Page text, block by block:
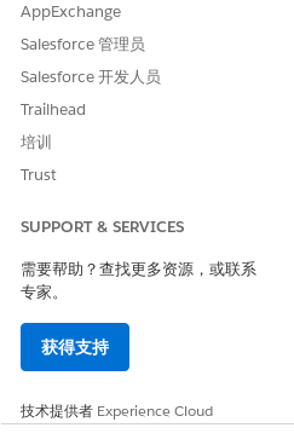
创建这些配置后，生成元数据缓存
元数据定义和模式更改。
另请参阅：
生成元数据缓存
请与我们共享您的想法，
AppExchange
Salesforce 管理员
Salesforce 开发人员
Trailhead
培训
Trust
SUPPORT & SERVICES
需要帮助？查找更多资源，或联系
专家。
获得支持
技术提供者 Experience Cloud